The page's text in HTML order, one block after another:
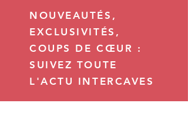
NOUVEAUTÉS,
EXCLUSIVITÉS,
COUPS DE CŒUR :
SUIVEZ TOUTE
L'ACTU INTERCAVES